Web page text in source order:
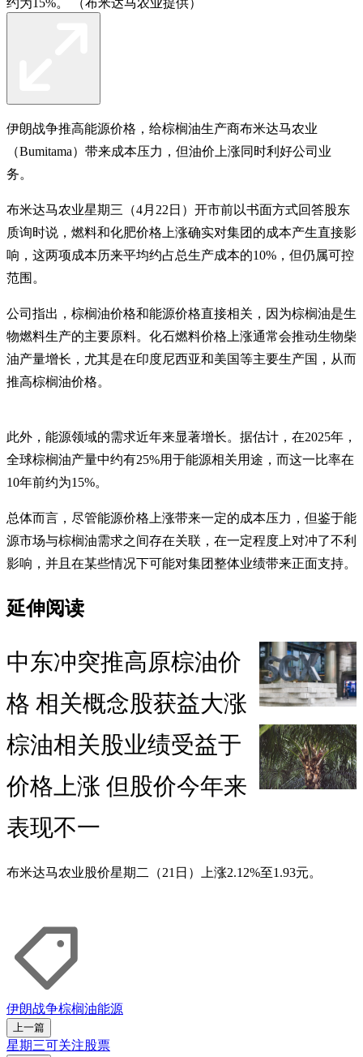
伊朗战争推高能源价格，给棕榈油生产商布米达马农业
（Bumitama）带来成本压力，但油价上涨同时利好公司业
务。
布米达马农业星期三（4月22日）开市前以书面方式回答股东
质询时说，燃料和化肥价格上涨确实对集团的成本产生直接影
响，这两项成本历来平均约占总生产成本的10%，但仍属可控
范围。
公司指出，棕榈油价格和能源价格直接相关，因为棕榈油是生
物燃料生产的主要原料。化石燃料价格上涨通常会推动生物柴
油产量增长，尤其是在印度尼西亚和美国等主要生产国，从而
推高棕榈油价格。
此外，能源领域的需求近年来显著增长。据估计，在2025年，
全球棕榈油产量中约有25%用于能源相关用途，而这一比率在
10年前约为15%。
总体而言，尽管能源价格上涨带来一定的成本压力，但鉴于能
源市场与棕榈油需求之间存在关联，在一定程度上对冲了不利
影响，并且在某些情况下可能对集团整体业绩带来正面支持。
延伸阅读
中东冲突推高原棕油价
格 相关概念股获益大涨
棕油相关股业绩受益于
价格上涨 但股价今年来
表现不一
布米达马农业股价星期二（21日）上涨2.12%至1.93元。
伊朗战争棕榈油能源
上一篇
星期三可关注股票